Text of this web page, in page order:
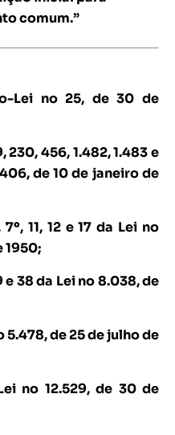
comum.”
Lei no 25, de 30 de
230, 456, 1.482, 1.483 e
de 10 de janeiro de
11, 12 e 17 da Lei no
1950;
e 38 da Lei no 8.038, de
5.478, de 25 de julho de
no 12.529, de 30 de